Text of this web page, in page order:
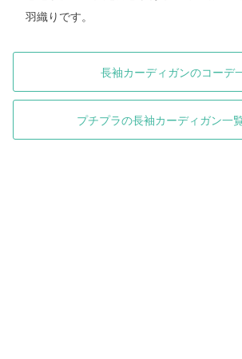
羽織りです。
長袖カーディガンのコーデ
プチプラの長袖カーディガン一覧